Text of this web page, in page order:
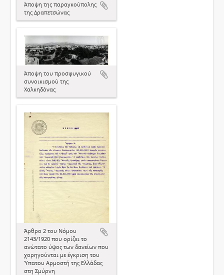
Άποψη της παραγκούπολης
της Δραπετσώνας
Άποψη του προσφυγικού
συνοικισμού της
Χαλκηδόνας
Άρθρο 2 του Νόμου
2143/1920 που ορίζει το
ανώτατο ύψος των δανείων που
χορηγούνται με έγκριση του
Ύπατου Αρμοστή της Ελλάδας
στη Σμύρνη